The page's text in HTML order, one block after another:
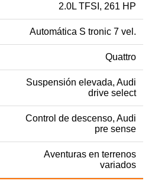
2.0L TFSI, 261 HP
Automática S tronic 7 vel.
Quattro
Suspensión elevada, Audi
drive select
Control de descenso, Audi
pre sense
Aventuras en terrenos
variados